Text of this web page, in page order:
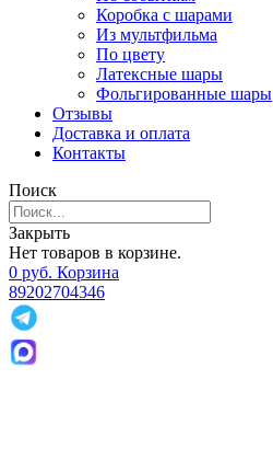
Коробка с шарами
Из мультфильма
По цвету
Латексные шары
Фольгированные шары
Отзывы
Доставка и оплата
Контакты
Поиск
Закрыть
Нет товаров в корзине.
0 руб. Корзина
89202704346